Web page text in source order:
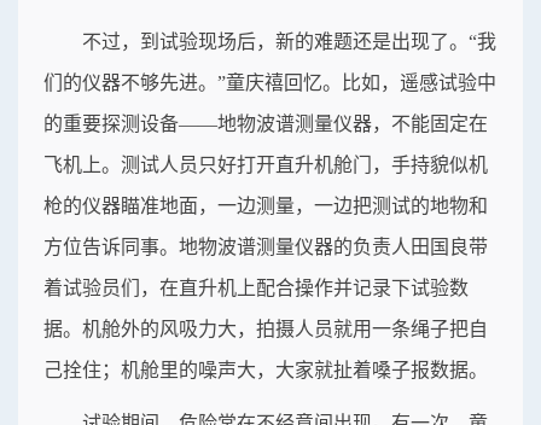
不过，到试验现场后，新的难题还是出现了。“我
们的仪器不够先进。”童庆禧回忆。比如，遥感试验中
的重要探测设备——地物波谱测量仪器，不能固定在
飞机上。测试人员只好打开直升机舱门，手持貌似机
枪的仪器瞄准地面，一边测量，一边把测试的地物和
方位告诉同事。地物波谱测量仪器的负责人田国良带
着试验员们，在直升机上配合操作并记录下试验数
据。机舱外的风吸力大，拍摄人员就用一条绳子把自
己拴住；机舱里的噪声大，大家就扯着嗓子报数据。